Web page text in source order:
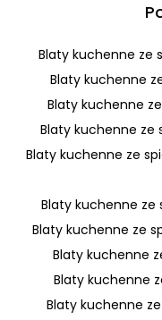
Blaty kuchenne ze
Blaty kuchenne
Blaty kuchenne
Blaty kuchenne ze
Blaty kuchenne ze
Blaty kuchenne ze
Blaty kuchenne ze
Blaty kuchenne
Blaty kuchenne
Blaty kuchenne